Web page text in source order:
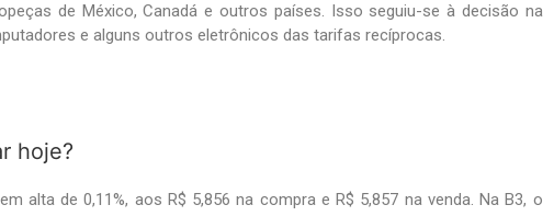
de México, Canadá e outros países. Isso seguiu-se à decisão na
e alguns outros eletrônicos das tarifas recíprocas.
hoje?
alta de 0,11%, aos R$ 5,856 na compra e R$ 5,857 na venda. Na B3, o